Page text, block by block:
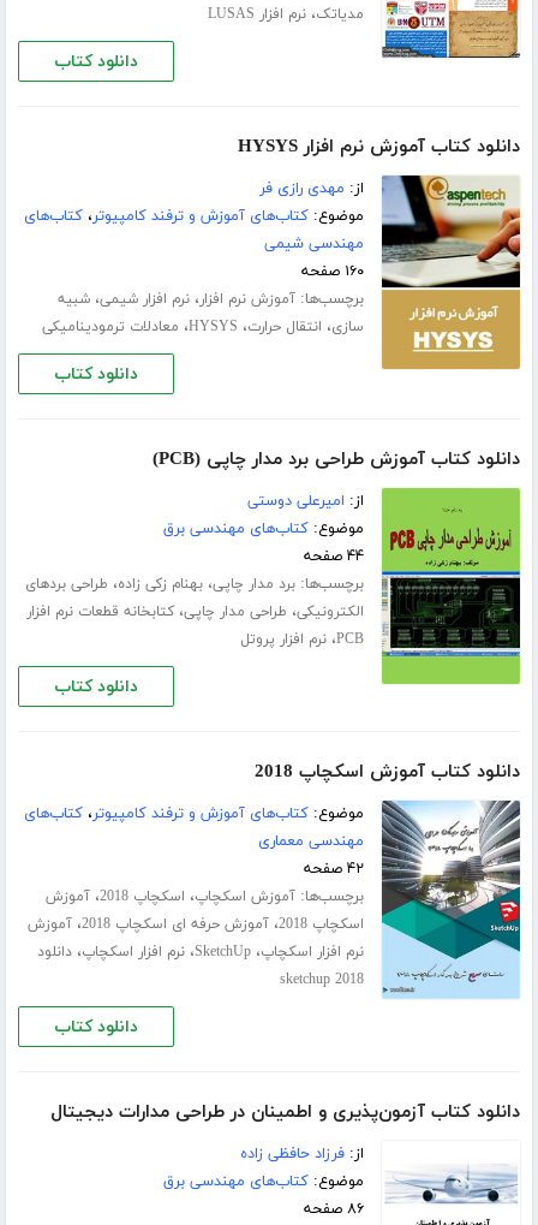
مدیاتک،نرم افزار LUSAS
دانلود کتاب
دانلود کتاب آموزش نرم افزار HYSYS
از: مهدی رازی فر
موضوع:کتاب‌های آموزش و ترفند کامپیوتر،کتاب‌های
مهندسی شیمی
۱۶۰ صفحه
برچسب‌ها:آموزش نرم افزار،نرم افزار شیمی،شبیه
سازی، انتقال حرارت، HYSYS، معادلات ترمودینامیکی
دانلود کتاب
دانلود کتاب آموزش طراحی برد مدار چاپی (PCB)
از: امیرعلی دوستی
موضوع:کتاب‌های مهندسی برق
۴۴ صفحه
برچسب‌ها:برد مدار چاپی،بهنام زکی زاده، طراحی بردهای
الکترونیکی، طراحی مدار چاپی،کتابخانه قطعات نرم افزار
PCB،نرم افزار پروتل
دانلود کتاب
دانلود کتاب آموزش اسکچاپ 2018
موضوع:کتاب‌های آموزش و ترفند کامپیوتر،کتاب‌های
مهندسی معماری
۴۲ صفحه
برچسب‌ها:آموزش اسکچاپ، اسکچاپ 2018 ،آموزش
اسکچاپ 2018
،آموزش حرفه ای اسکچاپ 2018 ،آموزش
نرم افزار اسکچاپ،SketchUp،نرم افزار اسکچاپ،دانلود
sketchup 2018
دانلود کتاب
دانلود کتاب آزمون‌پذیری و اطمینان در طراحی مدارات دیجیتال
از:فرزاد حافظی زاده
موضوع:کتاب‌های مهندسی برق
۸۶ صفحه